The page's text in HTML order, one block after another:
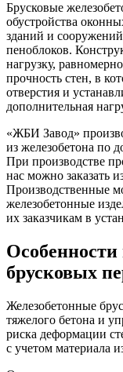
Брусковые
обустройства
зданий и
пеноблоков.
нагрузку,
прочность стен, в
отверстия и
дополнительная
«ЖБИ Завод»
из железобетона по
При производстве
нас можно заказать
Производственные
железобетонные
их заказчикам в
брусковых
Железобетонные
тяжелого бетона и
риска деформации
с учетом материала